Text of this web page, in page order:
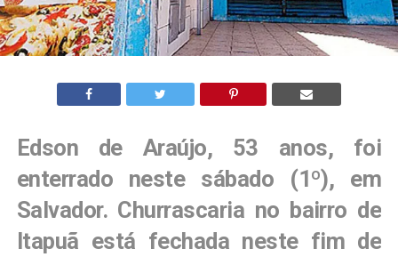
Edson de Araújo, 53 anos, foi
enterrado neste sábado (1º), em
Salvador. Churrascaria no bairro de
Itapuã está fechada neste fim de